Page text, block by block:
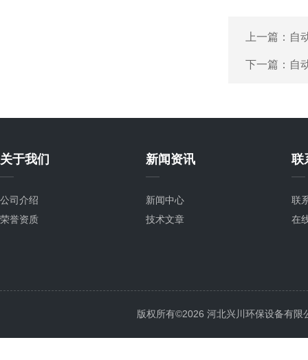
上一篇： 自
下一篇： 自
关于我们
公司介绍
荣誉资质
新闻资讯
新闻中心
技术文章
联
联
在
版权所有©2026 河北兴川环保设备有